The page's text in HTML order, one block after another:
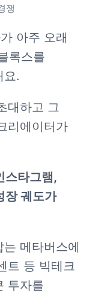
쟁
아주 오래
록스를
요.
대하고 그
리에이터가
스타그램,
장 궤도가
메타버스에
트 등 빅테크
투자를